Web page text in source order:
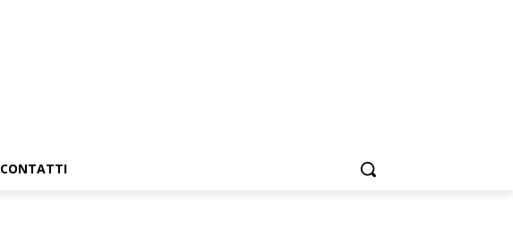
CONTATTI